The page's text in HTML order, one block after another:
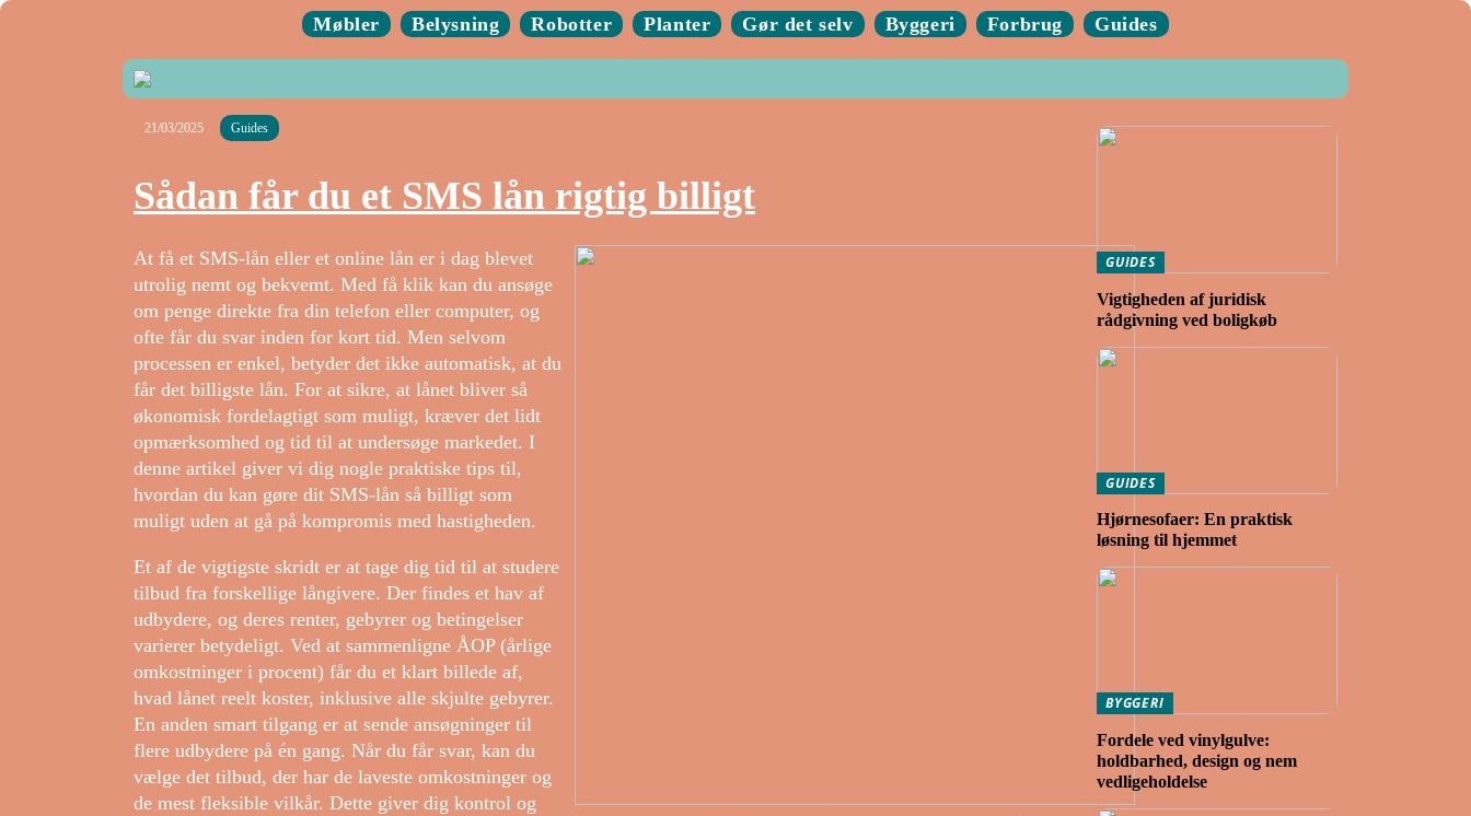
Møbler Belysning Robotter Planter Gør det selv Byggeri Forbrug Guides
21/03/2025 Guides
Sådan får du et SMS lån rigtig billigt
At få et SMS-lån eller et online lån er i dag blevet
utrolig nemt og bekvemt. Med få klik kan du ansøge
om penge direkte fra din telefon eller computer, og
ofte får du svar inden for kort tid. Men selvom
processen er enkel, betyder det ikke automatisk, at du
får det billigste lån. For at sikre, at lånet bliver så
økonomisk fordelagtigt som muligt, kræver det lidt
opmærksomhed og tid til at undersøge markedet. I
denne artikel giver vi dig nogle praktiske tips til,
hvordan du kan gøre dit SMS-lån så billigt som
muligt uden at gå på kompromis med hastigheden.
Et af de vigtigste skridt er at tage dig tid til at studere
tilbud fra forskellige långivere. Der findes et hav af
udbydere, og deres renter, gebyrer og betingelser
varierer betydeligt. Ved at sammenligne ÅOP (årlige
omkostninger i procent) får du et klart billede af,
hvad lånet reelt koster, inklusive alle skjulte gebyrer.
En anden smart tilgang er at sende ansøgninger til
flere udbydere på én gang. Når du får svar, kan du
vælge det tilbud, der har de laveste omkostninger og
de mest fleksible vilkår. Dette giver dig kontrol og
GUIDES
Vigtigheden af juridisk
rådgivning ved boligkøb
GUIDES
Hjørnesofaer: En praktisk
løsning til hjemmet
BYGGERI
Fordele ved vinylgulve:
holdbarhed, design og nem
vedligeholdelse